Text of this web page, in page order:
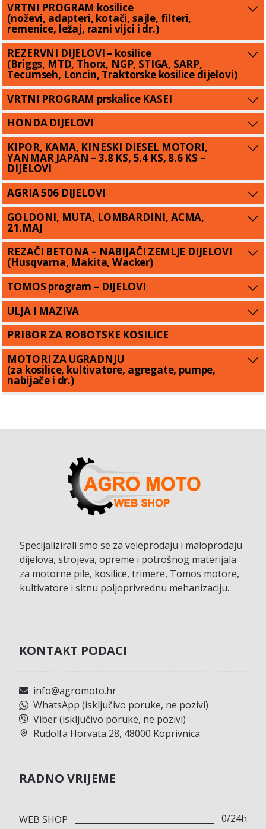
VRTNI PROGRAM kosilice
(noževi, adapteri, kotači, sajle, filteri,
remenice, ležaj, razni vijci i dr.)
REZERVNI DIJELOVI – kosilice
(Briggs, MTD, Thorx, NGP, STIGA, SARP,
Tecumseh, Loncin, Traktorske kosilice dijelovi)
VRTNI PROGRAM prskalice KASEI
HONDA DIJELOVI
KIPOR, KAMA, KINESKI DIESEL MOTORI,
YANMAR JAPAN – 3.8 KS, 5.4 KS, 8.6 KS –
DIJELOVI
AGRIA 506 DIJELOVI
GOLDONI, MUTA, LOMBARDINI, ACMA,
21.MAJ
REZAČI BETONA – NABIJAČI ZEMLJE DIJELOVI
(Husqvarna, Makita, Wacker)
TOMOS program – DIJELOVI
ULJA I MAZIVA
PRIBOR ZA ROBOTSKE KOSILICE
MOTORI ZA UGRADNJU
(za kosilice, kultivatore, agregate, pumpe,
nabijače i dr.)
Specijalizirali smo se za veleprodaju i maloprodaju
dijelova, strojeva, opreme i potrošnog materijala
za motorne pile, kosilice, trimere, Tomos motore,
kultivatore i sitnu poljoprivrednu mehanizaciju.
KONTAKT PODACI
info@agromoto.hr
WhatsApp (isključivo poruke, ne pozivi)
Viber (isključivo poruke, ne pozivi)
Rudolfa Horvata 28, 48000 Koprivnica
RADNO VRIJEME
WEB SHOP
0/24h